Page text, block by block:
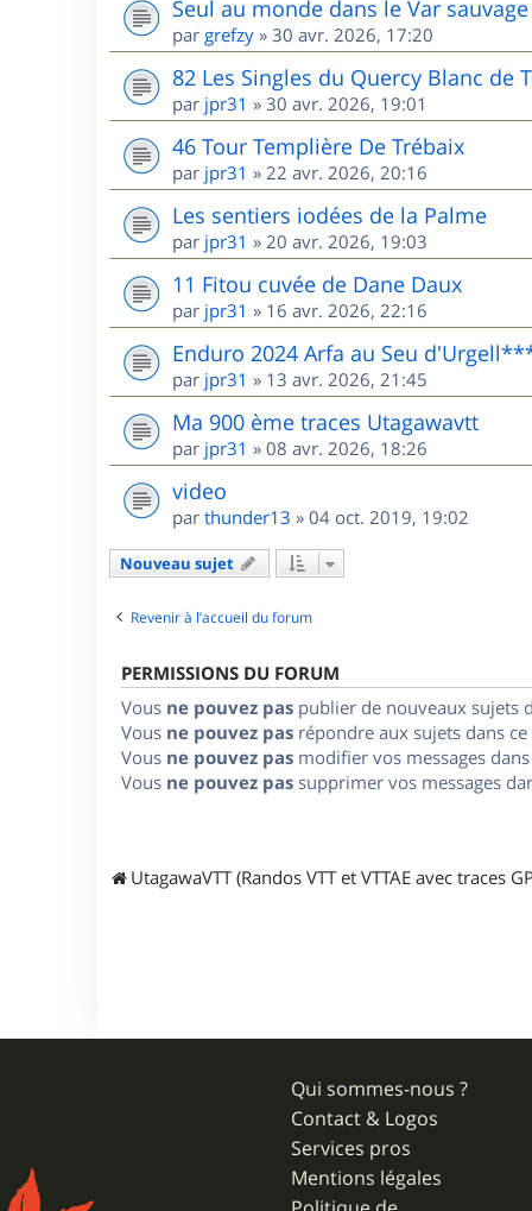
Seul au monde dans le Var
par grefzy » 30 avr. 2026, 17:20
82 Les Singles du Quercy Blanc de
par jpr31 » 30 avr. 2026, 19:01
46 Tour Templière De Trébaix
par jpr31 » 22 avr. 2026, 20:16
Les sentiers iodées de la Palme
par jpr31 » 20 avr. 2026, 19:03
11 Fitou cuvée de Dane Daux
par jpr31 » 16 avr. 2026, 22:16
Enduro 2024 Arfa au Seu
par jpr31 » 13 avr. 2026, 21:45
Ma 900 ème traces Utagawavtt
par jpr31 » 08 avr. 2026, 18:26
video
par thunder13 » 04 oct. 2019, 19:02
Nouveau sujet
Revenir à l’accueil du forum
PERMISSIONS DU FORUM
Vous ne pouvez pas publier de nouveaux sujets
Vous ne pouvez pas répondre aux sujets dans
Vous ne pouvez pas modifier vos messages
Vous ne pouvez pas supprimer vos messages
UtagawaVTT (Randos VTT et VTTAE avec traces
Qui sommes-nous ?
Contact & Logos
Services pros
Mentions légales